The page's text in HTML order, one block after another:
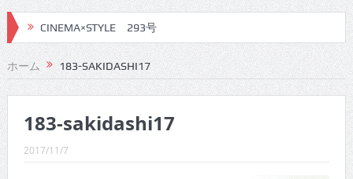
CINEMA×STYLE 293号
CINEMA×STYLE 292号
CINEMA×STYLE 291号
CINEMA×STYLE 290号
CINEMA×STYLE 289号
ホーム 183-SAKIDASHI17
183-sakidashi17
2017/11/7